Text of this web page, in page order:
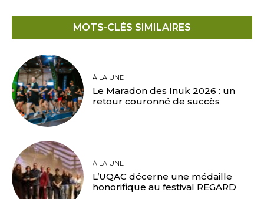
MOTS-CLÉS SIMILAIRES
À LA UNE
Le Maradon des Inuk 2026 : un
retour couronné de succès
À LA UNE
L’UQAC décerne une médaille
honorifique au festival REGARD